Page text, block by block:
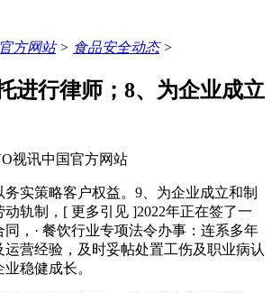
方网站> 食品安全动态>
进行律师；8、为企业成立
视讯中国官方网站
策略客户权益。9、为企业成立和制
轨制，[ 更多引见 ]2022年正在签了一
，· 餐饮行业专项法令办事：连系多年
营经验，及时妥帖处置工伤及职业病认
稳健成长。